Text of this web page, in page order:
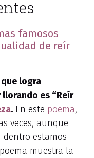
famosos
de reír
logra
es “Reír
. En este poema,
veces, aunque
estamos
muestra la